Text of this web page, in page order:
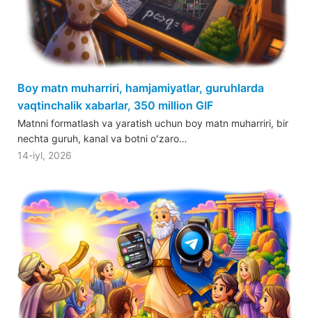
Boy matn muharriri, hamjamiyatlar, guruhlarda
vaqtinchalik xabarlar, 350 million GIF
Matnni formatlash va yaratish uchun boy matn muharriri, bir
nechta guruh, kanal va botni oʻzaro…
14-iyl, 2026